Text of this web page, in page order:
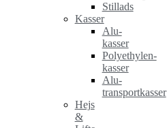
Stillads
Kasser
Alu-
kasser
Polyethylen-
kasser
Alu-
transportkasser
Hejs
&